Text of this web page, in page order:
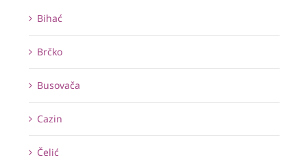
Bihać
Brčko
Busovača
Cazin
Čelić